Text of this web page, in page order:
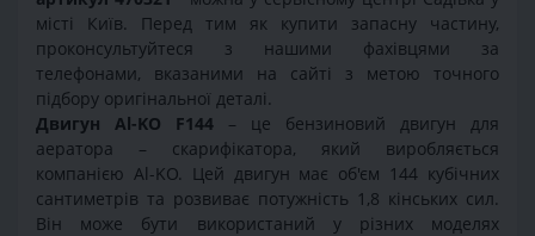
місті Київ. Перед тим як купити запасну частину,
проконсультуйтеся з нашими фахівцями за
телефонами, вказаними на сайті з метою точного
підбору оригінальної деталі.
Двигун Al-KO F144 – це бензиновий двигун для
аератора – скарифікатора, який виробляється
компанією Al-KO. Цей двигун має об'єм 144 кубічних
сантиметрів та розвиває потужність 1,8 кінських сил.
Він може бути використаний у різних моделях